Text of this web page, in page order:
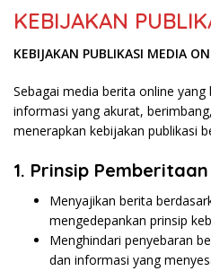
KEBIJAKAN
KEBIJAKAN PUBLIKASI MEDIA
Sebagai media berita online
informasi yang akurat,
menerapkan kebijakan publikasi
1. Prinsip Pemberitaan
Menyajikan berita
mengedepankan prinsip
Menghindari penyebaran
dan informasi yang